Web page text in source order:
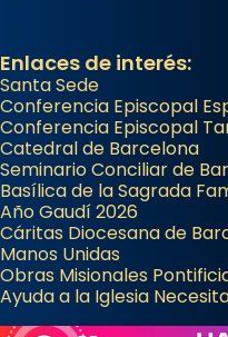
Enlaces de interés:
Santa Sede
Conferencia Episcopal
Conferencia Episcopal
Catedral de Barcelona
Seminario Conciliar de
Basílica de la Sagrada
Año Gaudí 2026
Cáritas Diocesana de
Manos Unidas
Obras Misionales
Ayuda a la Iglesia